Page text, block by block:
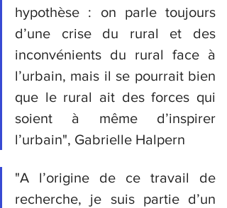
hypothèse : on parle toujours
d’une crise du rural et des
inconvénients du rural face à
l’urbain, mais il se pourrait bien
que le rural ait des forces qui
soient à même d’inspirer
l’urbain", Gabrielle Halpern
"A l’origine de ce travail de
recherche, je suis partie d’un